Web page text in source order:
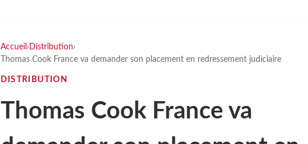
Accueil › Distribution›
Thomas Cook France va demander son placement en redressement judiciaire
DISTRIBUTION
Thomas Cook France va